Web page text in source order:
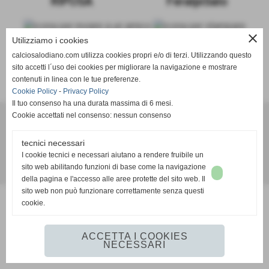
SCHEDA-CALENDARIO E RISULTATI-CLASSIFICA
Realizzazione siti web www.sitoper.it
close
Utilizziamo i cookies
calciosalodiano.com utilizza cookies propri e/o di terzi. Utilizzando questo
sito accetti l´uso dei cookies per migliorare la navigazione e mostrare
contenuti in linea con le tue preferenze.
Cookie Policy - Privacy Policy
Il tuo consenso ha una durata massima di 6 mesi.
Cookie accettati nel consenso: nessun consenso
tecnici necessari
I cookie tecnici e necessari aiutano a rendere fruibile un
sito web abilitando funzioni di base come la navigazione
della pagina e l'accesso alle aree protette del sito web. Il
sito web non può funzionare correttamente senza questi
cookie.
ACCETTA I COOKIES
NECESSARI